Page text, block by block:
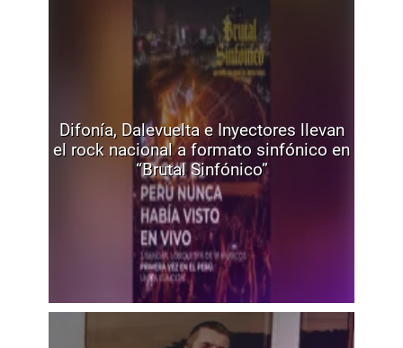
Difonía, Dalevuelta e Inyectores llevan
el rock nacional a formato sinfónico en
“Brutal Sinfónico”